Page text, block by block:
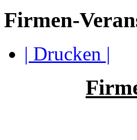
Firmen-
| Drucken |